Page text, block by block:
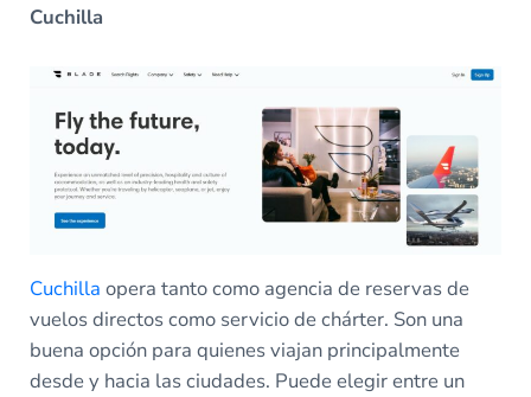
Cuchilla
Cuchilla opera tanto como agencia de reservas de
vuelos directos como servicio de chárter. Son una
buena opción para quienes viajan principalmente
desde y hacia las ciudades. Puede elegir entre un